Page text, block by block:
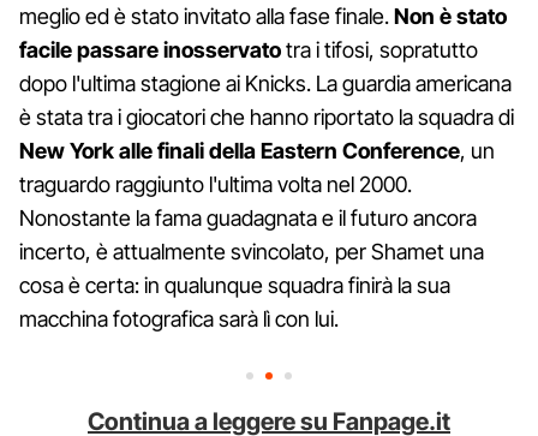
meglio ed è stato invitato alla fase finale.Non è stato
facile passare inosservatotra i tifosi, sopratutto
dopo l'ultima stagione ai Knicks. La guardia americana
è stata tra i giocatori che hanno riportato la squadra di
New York alle finali della Eastern Conference, un
traguardo raggiunto l'ultima volta nel 2000.
Nonostante la fama guadagnata e il futuro ancora
incerto, è attualmente svincolato, per Shamet una
cosa è certa: in qualunque squadra finirà la sua
macchina fotografica sarà lì con lui.
Continua a leggere su Fanpage.it